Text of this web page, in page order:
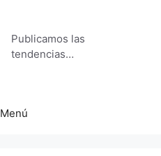
Publicamos las
tendencias…
Menú